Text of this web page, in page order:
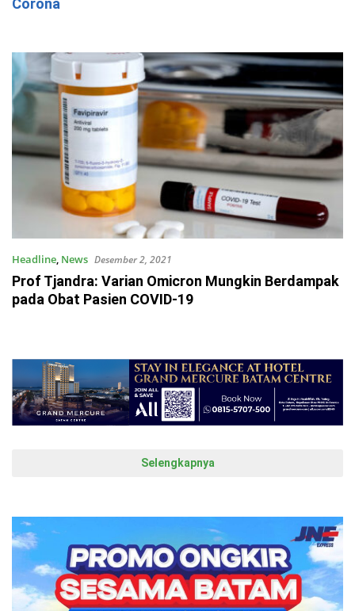
Corona
Headline, News Desember 2, 2021
Prof Tjandra: Varian Omicron Mungkin Berdampak
pada Obat Pasien COVID-19
Selengkapnya